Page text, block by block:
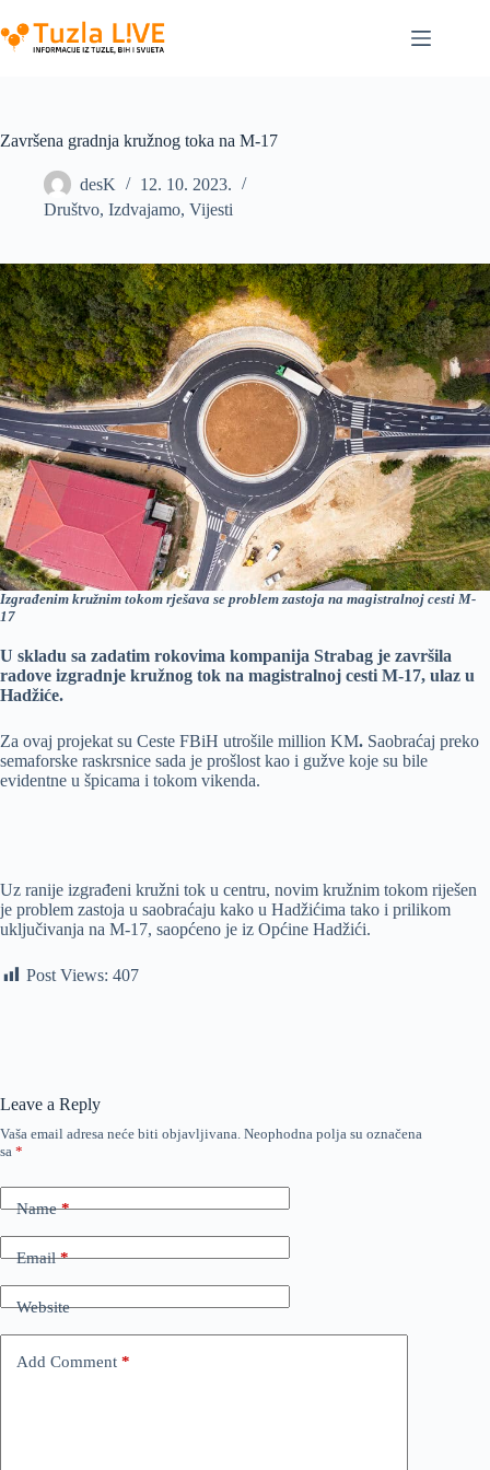
to
content
Završena gradnja kružnog toka na M-17
desK
12. 10. 2023.
Društvo, Izdvajamo, Vijesti
Izgrađenim kružnim tokom rješava se problem zastoja na magistralnoj cesti M-
17
U skladu sa zadatim rokovima kompanija Strabag je završila
radove izgradnje kružnog tok na magistralnoj cesti M-17, ulaz u
Hadžiće.
Za ovaj projekat su Ceste FBiH utrošile million KM. Saobraćaj preko
semaforske raskrsnice sada je prošlost kao i gužve koje su bile
evidentne u špicama i tokom vikenda.
Uz ranije izgrađeni kružni tok u centru, novim kružnim tokom riješen
je problem zastoja u saobraćaju kako u Hadžićima tako i prilikom
uključivanja na M-17, saopćeno je iz Općine Hadžići.
Post Views: 407
Leave a Reply
Vaša email adresa neće biti objavljivana. Neophodna polja su označena
sa *
Name*
Email*
Website
Add Comment *